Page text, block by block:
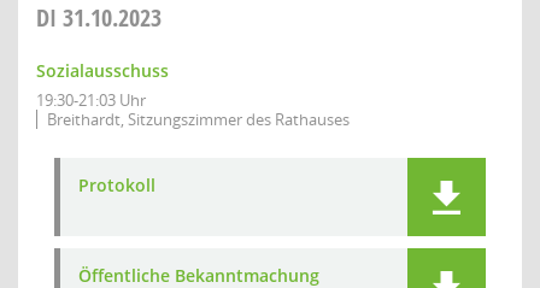
DI 31.10.2023
Sozialausschuss
19:30-21:03 Uhr
Breithardt, Sitzungszimmer des Rathauses
Protokoll
Öffentliche Bekanntmachung